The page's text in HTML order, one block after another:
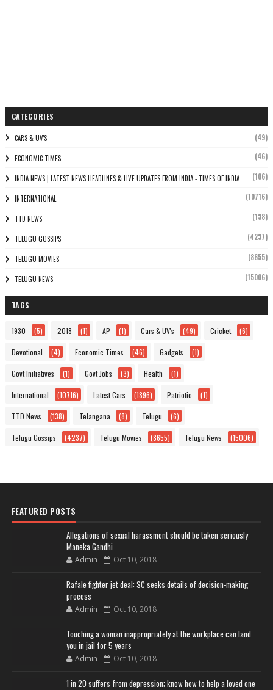
CATEGORIES
CARS & UV'S (49)
ECONOMIC TIMES (46)
INDIA NEWS | LATEST NEWS HEADLINES & LIVE UPDATES FROM INDIA - TIMES OF INDIA (106)
INTERNATIONAL (10716)
TTD NEWS (138)
TELUGU GOSSIPS (4237)
TELUGU MOVIES (8655)
TELUGU NEWS (15006)
TAGS
1930 (5) 2018 (1) AP (1) Cars & UV's (49) Cricket (6)
Devotional (4) Economic Times (46) Gadgets (1)
Govt Initiatives (1) Govt Jobs (3) Health (1)
International (10716) Latest Cars (1896) Patriotic (1)
TTD News (138) Telangana (8) Telugu (6)
Telugu Gossips (4237) Telugu Movies (8655) Telugu News (15006)
FEATURED POSTS
Allegations of sexual harassment should be taken seriously:
Maneka Gandhi
Admin Oct 10, 2018
Rafale fighter jet deal: SC seeks details of decision-making
process
Admin Oct 10, 2018
Touching a woman inappropriately at the workplace can land
you in jail for 5 years
Admin Oct 10, 2018
1 in 20 suffers from depression; know how to help a loved one